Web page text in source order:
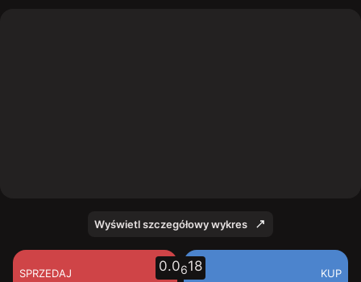
Wyświetl szczegółowy wykres
SPRZEDAJ KUP
0.0618